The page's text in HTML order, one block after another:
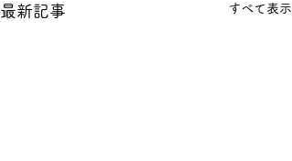
最新記事 すべて表示